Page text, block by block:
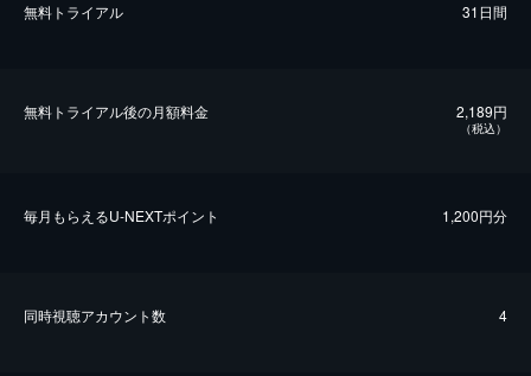
無料トライアル 31日間
無料トライアル後の⽉額料金 2,189円
（税込）
毎⽉もらえるU-NEXTポイント 1,200円分
同時視聴アカウント数 4